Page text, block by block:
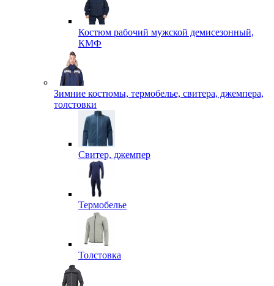
Костюм рабочий мужской демисезонный,
КМФ
Зимние костюмы, термобелье, свитера, джемпера,
толстовки
Свитер, джемпер
Термобелье
Толстовка